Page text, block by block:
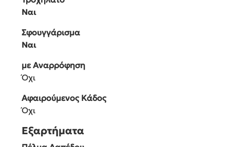
4,1 kg
Θερμοκρασία Ατμού
–
Συνεχόμενη Παροχή Ατμού
–
Δυνατότητες & Λειτουργίες
Χειρός
με Κοντάρι